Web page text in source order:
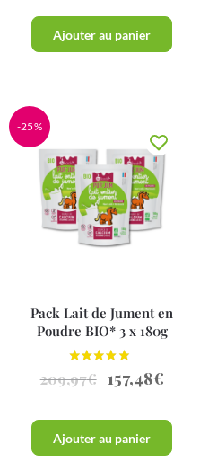
Ajouter au panier
-25%
Pack Lait de Jument en
Poudre BIO* 3 x 180g
209,97€ 157,48€
Ajouter au panier